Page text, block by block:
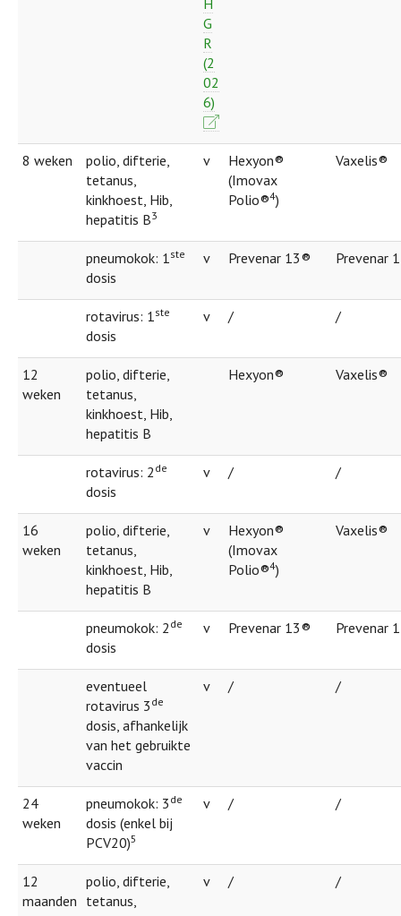
G
R
(2
02
6)
8 weken
polio, difterie,
tetanus,
kinkhoest, Hib,
hepatitis B3
v
Hexyon®
(Imovax
Polio®4)
Vaxelis®
pneumokok: 1ste
dosis
v Prevenar 13® Prevenar
rotavirus: 1ste
dosis
v / /
12
weken
polio, difterie,
tetanus,
kinkhoest, Hib,
hepatitis B
Hexyon® Vaxelis®
rotavirus: 2 de
dosis
v / /
16
weken
polio, difterie,
tetanus,
kinkhoest, Hib,
hepatitis B
v
Hexyon®
(Imovax
Polio®4)
Vaxelis®
pneumokok: 2 de
dosis
v Prevenar 13® Prevenar
eventueel
rotavirus 3 de
dosis, afhankelijk
van het gebruikte
vaccin
v / /
24
weken
pneumokok: 3 de
dosis (enkel bij
PCV20)5
v / /
12
maanden
polio, difterie,
tetanus,
v / /